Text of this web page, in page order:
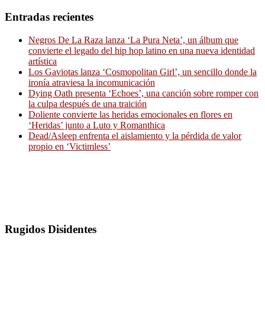
Entradas recientes
Negros De La Raza lanza ‘La Pura Neta’, un álbum que
convierte el legado del hip hop latino en una nueva identidad
artística
Los Gaviotas lanza ‘Cosmopolitan Girl’, un sencillo donde la
ironía atraviesa la incomunicación
Dying Oath presenta ‘Echoes’, una canción sobre romper con
la culpa después de una traición
Doliente convierte las heridas emocionales en flores en
‘Heridas’ junto a Luto y Romanthica
Dead/Asleep enfrenta el aislamiento y la pérdida de valor
propio en ‘Victimless’
Rugidos Disidentes